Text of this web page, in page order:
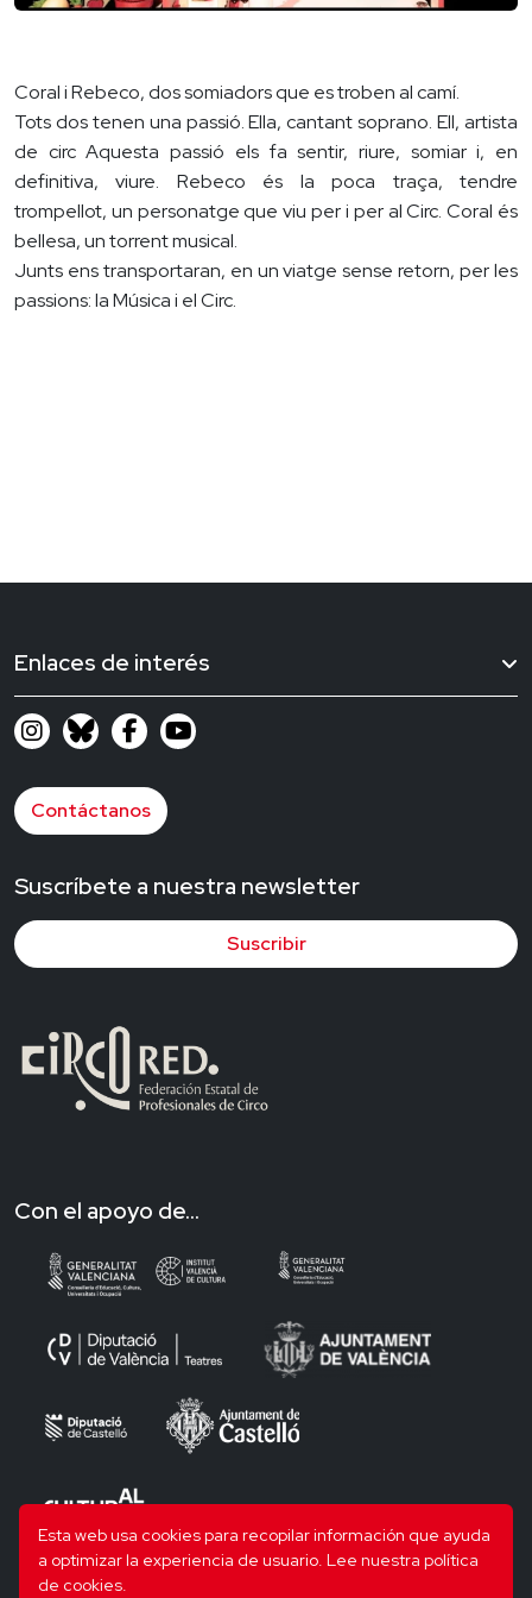
Esta web usa cookies para recopilar información que ayuda
a optimizar la experiencia de usuario. Lee nuestra política
de cookies.
Coral i Rebeco, dos somiadors que es troben al camí.
Tots dos tenen una passió. Ella, cantant soprano. Ell, artista
de circ Aquesta passió els fa sentir, riure, somiar i, en
definitiva, viure. Rebeco és la poca traça, tendre
trompellot, un personatge que viu per i per al Circ. Coral és
bellesa, un torrent musical.
Junts ens transportaran, en un viatge sense retorn, per les
passions: la Música i el Circ.
Enlaces de interés
Contáctanos
Suscríbete a nuestra newsletter
Suscribir
Con el apoyo de...